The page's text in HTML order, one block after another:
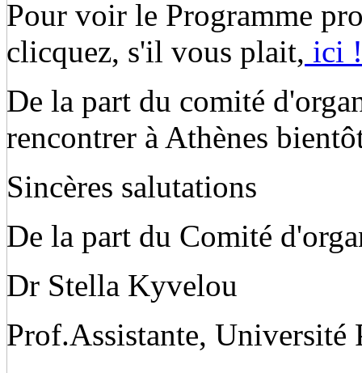
Pour voir le Programme
clicquez, s'il vous plait, ici !
De la part du comité
rencontrer à Athènes
Sincères salutations
De la part du Comité
Dr
Prof.Assistante, Université